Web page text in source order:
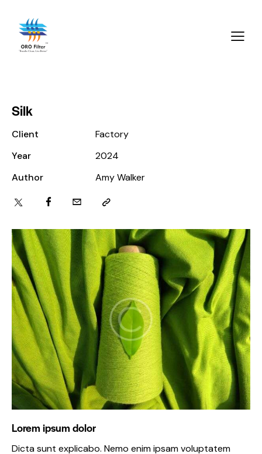
Silk
Client
Factory
Year
2024
Author
Amy Walker
Lorem ipsum dolor
Dicta sunt explicabo. Nemo enim ipsam voluptatem